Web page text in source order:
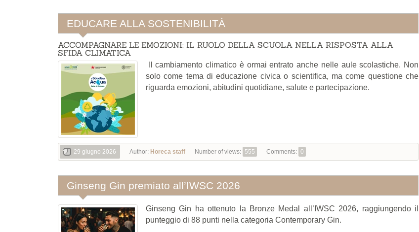
EDUCARE ALLA SOSTENIBILITÀ
ACCOMPAGNARE LE EMOZIONI: IL RUOLO DELLA SCUOLA NELLA RISPOSTA ALLA
SFIDA CLIMATICA
Il cambiamento climatico è ormai entrato anche nelle aule scolastiche. Non
solo come tema di educazione civica o scientifica, ma come questione che
riguarda emozioni, abitudini quotidiane, salute e partecipazione.
29 giugno 2026 Author: Horeca staff Number of views: 555 Comments: 0
Ginseng Gin premiato all’IWSC 2026
Ginseng Gin ha ottenuto la Bronze Medal all’IWSC 2026, raggiungendo il
punteggio di 88 punti nella categoria Contemporary Gin.